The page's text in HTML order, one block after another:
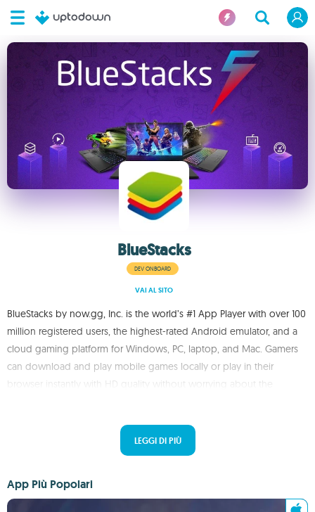
BlueStacks
DEV ONBOARD
VAI AL SITO
BlueStacks by now.gg, Inc. is the world’s #1 App Player with over 100
million registered users, the highest-rated Android emulator, and a
cloud gaming platform for Windows, PC, laptop, and Mac. Gamers
can download and play mobile games locally or play in their
browser instantly with HD quality without worrying about the
BlueStacks App Player is built for gamers and offers superior
and gamepad. It also provides many customizable options so that
each user can play according to their preference. BlueStacks also
LEGGI DI PIÙ
App Più Popolari